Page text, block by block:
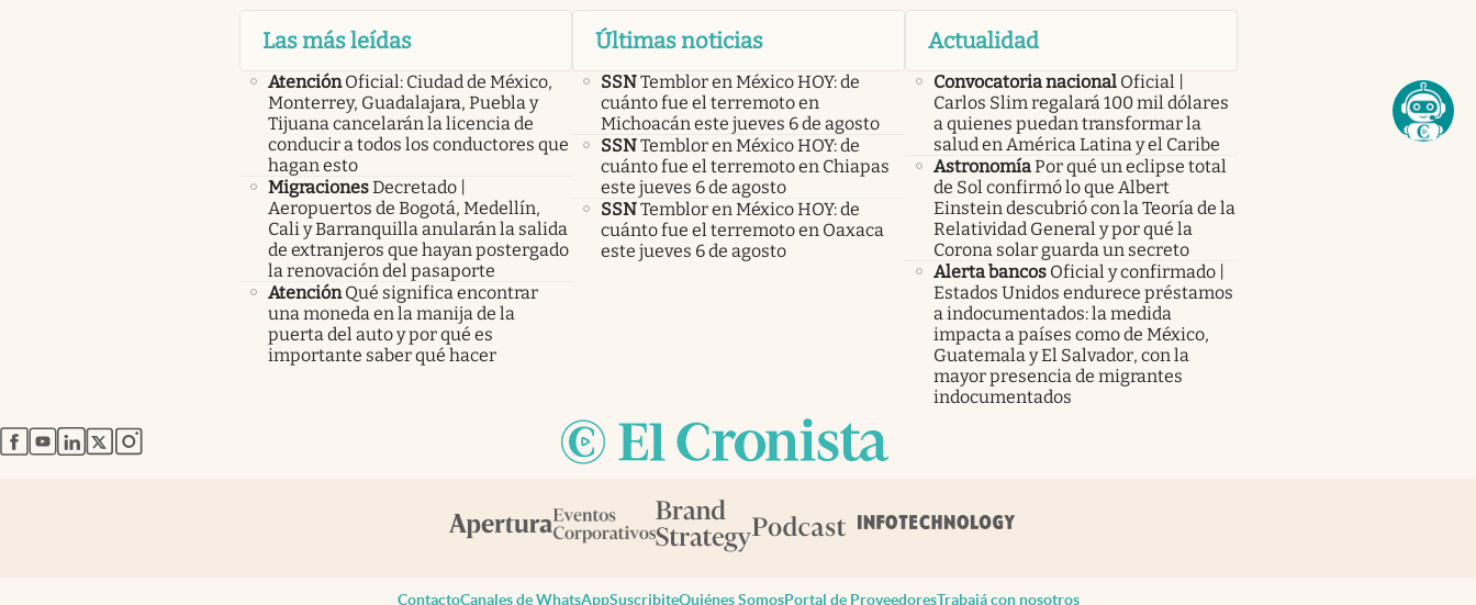
Las más leídas
Atención Oficial: Ciudad de México,
Monterrey, Guadalajara, Puebla y
Tijuana cancelarán la licencia de
conducir a todos los conductores que
hagan esto
MigracionesDecretado |
Aeropuertos de Bogotá, Medellín,
Cali y Barranquilla anularán la salida
de extranjeros que hayan postergado
la renovación del pasaporte
Atención Qué significa encontrar
una moneda en la manija de la
puerta del auto y por qué es
importante saber qué hacer
Últimas noticias
SSNTemblor en México HOY: de
cuánto fue el terremoto en
Michoacán este jueves 6 de agosto
SSNTemblor en México HOY: de
cuánto fue el terremoto en Chiapas
este jueves 6 de agosto
SSNTemblor en México HOY: de
cuánto fue el terremoto en Oaxaca
este jueves 6 de agosto
Actualidad
Convocatoria nacional Oficial |
Carlos Slim regalará 100 mil dólares
a quienes puedan transformar la
salud en América Latina y el Caribe
AstronomíaPor qué un eclipse total
de Sol confirmó lo que Albert
Einstein descubrió con la Teoría de la
Relatividad General y por qué la
Corona solar guarda un secreto
Alerta bancos Oficial y confirmado |
Estados Unidos endurece préstamos
a indocumentados: la medida
impacta a países como de México,
Guatemala y El Salvador, con la
mayor presencia de migrantes
indocumentados
abre en nueva pestaña
abre en nueva pestaña
abre en nueva pestaña
abre en nueva pestaña
abre en nueva pestaña
ContactoCanales de WhatsAppSuscribiteQuiénes SomosPortal de ProveedoresTrabajá con nosotros